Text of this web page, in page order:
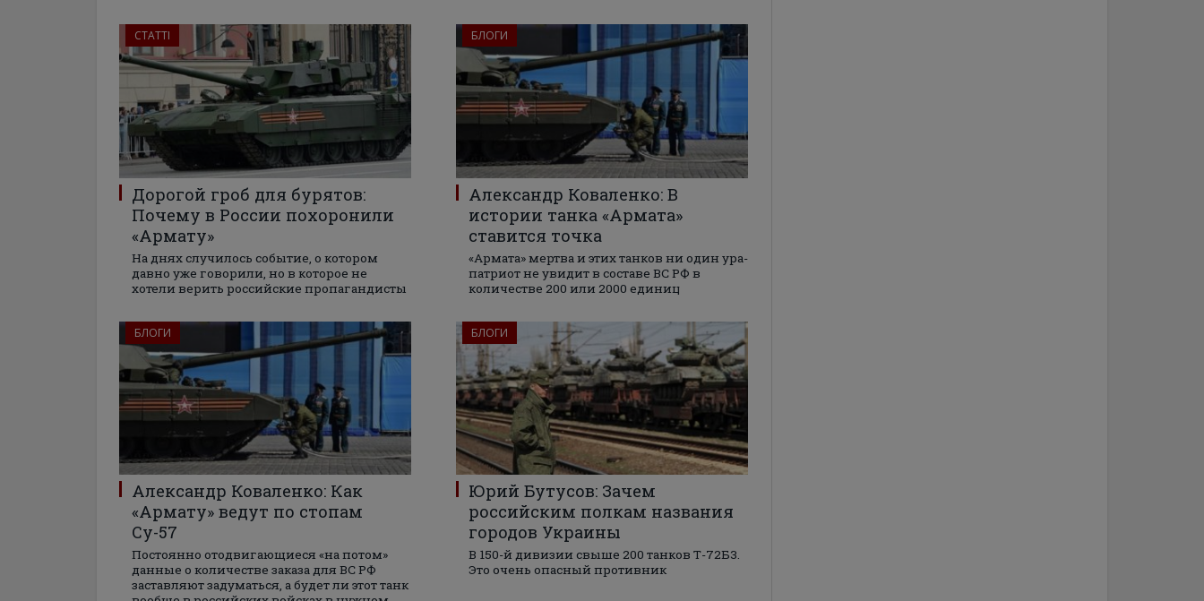
СТАТТІ
Дорогой гроб для бурятов:
Почему в России похоронили
«Армату»
На днях случилось событие, о котором
давно уже говорили, но в которое не
хотели верить российские пропагандисты
БЛОГИ
Александр Коваленко: В
истории танка «Армата»
ставится точка
«Армата» мертва и этих танков ни один ура-
патриот не увидит в составе ВС РФ в
количестве 200 или 2000 единиц
БЛОГИ
Александр Коваленко: Как
«Армату» ведут по стопам
Су-57
Постоянно отодвигающиеся «на потом»
данные о количестве заказа для ВС РФ
заставляют задуматься, а будет ли этот танк
БЛОГИ
Юрий Бутусов: Зачем
российским полкам названия
городов Украины
В 150-й дивизии свыше 200 танков Т-72Б3.
Это очень опасный противник